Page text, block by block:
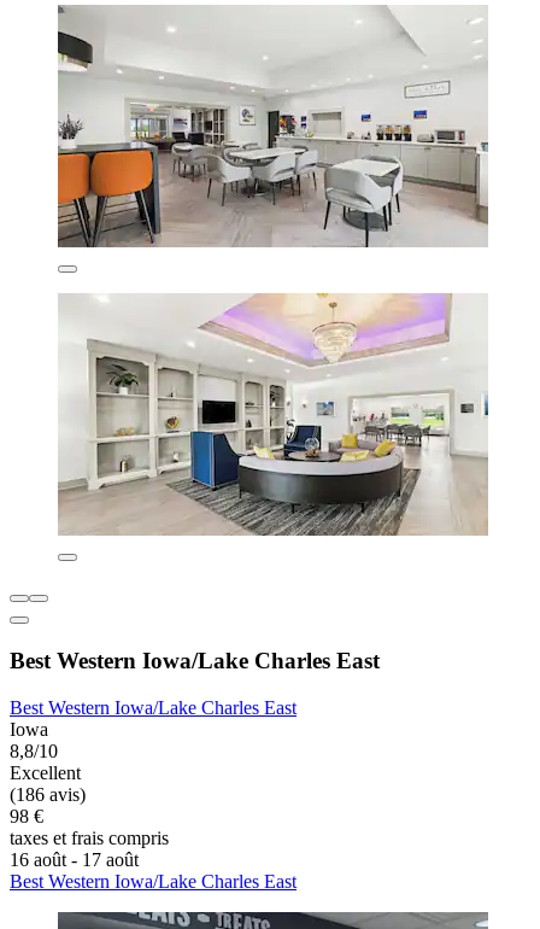
Best Western Iowa/Lake Charles East
Best Western Iowa/Lake Charles East
Iowa
8,8/10
Excellent
(186 avis)
98 €
taxes et frais compris
16 août - 17 août
Best Western Iowa/Lake Charles East